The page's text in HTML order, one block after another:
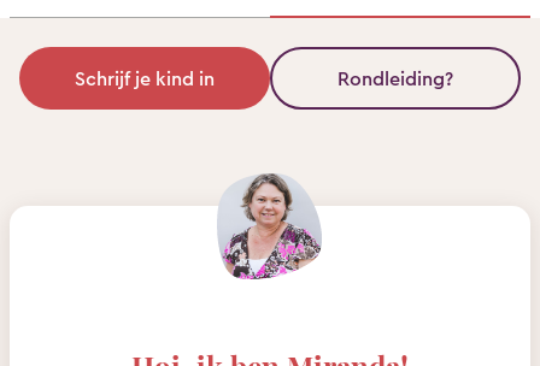
Schrijf je kind in Rondleiding?